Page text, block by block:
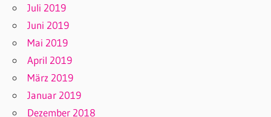
Juli 2019
Juni 2019
Mai 2019
April 2019
März 2019
Januar 2019
Dezember 2018